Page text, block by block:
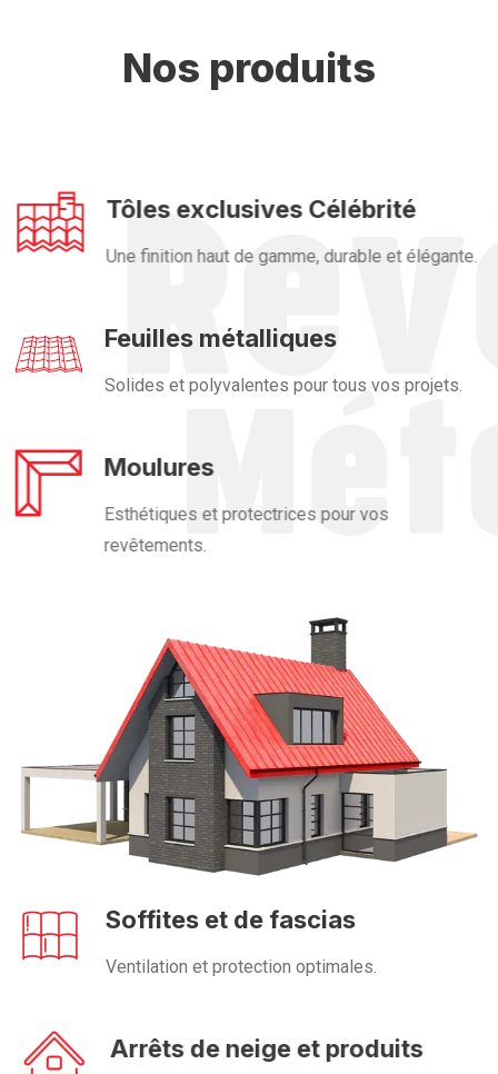
Nos produits
Tôles exclusives Célébrité
Une finition haut de gamme, durable et élégante.
Feuilles métalliques
Solides et polyvalentes pour tous vos projets.
Moulures
Esthétiques et protectrices pour vos
revêtements.
Soffites et de fascias
Ventilation et protection optimales.
Arrêts de neige et produits